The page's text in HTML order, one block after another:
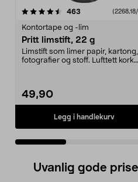
463 anmeldelser
Kontortape og -lim
Pritt limstift, 22 g
Limstift som limer papir, kartong,
fotografier og stoff. Lufttett kork
49,90
Legg i handlekurv
4.5 av 5 stjerner
Uvanlig gode